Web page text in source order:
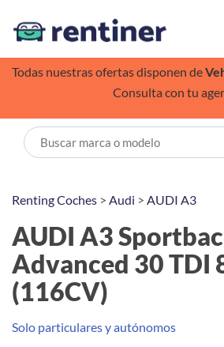
Todas nuestras ofertas disponen de
Consulta con tu
Renting Coches > Audi > AUDI A3
AUDI A3
Advanced 30 TDI
(116CV)
Solo particulares y autónomos